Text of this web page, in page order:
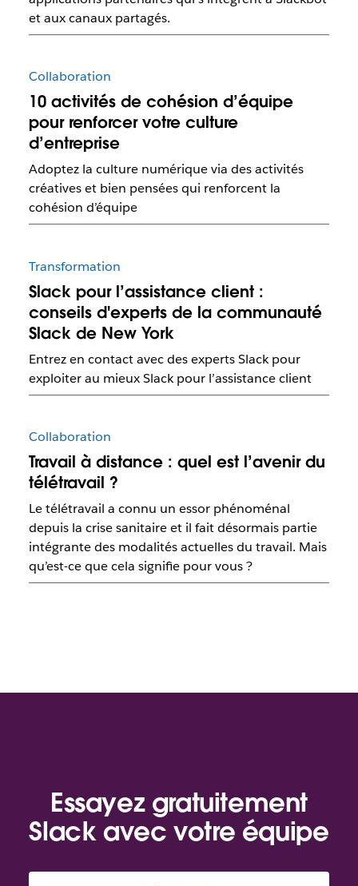
et aux canaux partagés.
Collaboration
10 activités de cohésion d’équipe
pour renforcer votre culture
d’entreprise
Adoptez la culture numérique via des activités
créatives et bien pensées qui renforcent la
cohésion d’équipe
Transformation
Slack pour l’assistance client :
conseils d'experts de la communauté
Slack de New York
Entrez en contact avec des experts Slack pour
exploiter au mieux Slack pour l’assistance client
Collaboration
Travail à distance : quel est l’avenir du
télétravail ?
Le télétravail a connu un essor phénoménal
depuis la crise sanitaire et il fait désormais partie
intégrante des modalités actuelles du travail. Mais
qu’est-ce que cela signifie pour vous ?
Essayez gratuitement
Slack avec votre équipe